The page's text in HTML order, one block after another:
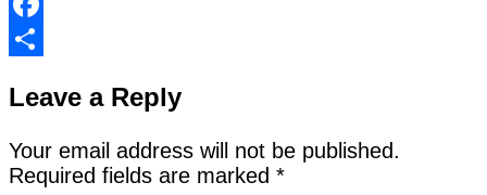
Facebook
Leave a Reply
Your email address will not be published.
Required fields are marked *